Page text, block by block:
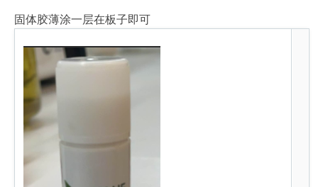
固体胶薄涂一层在板子即可